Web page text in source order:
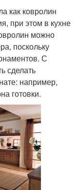
как ковролин
при этом в кухне
можно
поскольку
С
сделать
например,
готовки.